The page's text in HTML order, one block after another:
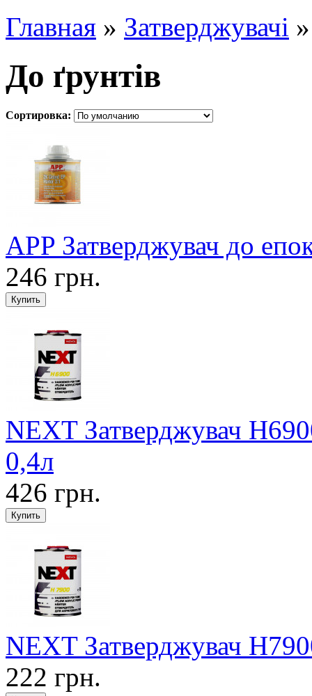
Главная » Затверджувачі
До ґрунтів
Сортировка:
APP Затверджувач до
246 грн.
NEXT Затверджувач
0,4л
426 грн.
NEXT Затверджувач
222 грн.